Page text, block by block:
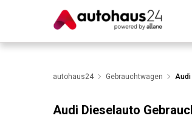
Wir bewerten dein AutoRund um die
autohaus24 Gebrauchtwagen Audi
Audi Dieselauto